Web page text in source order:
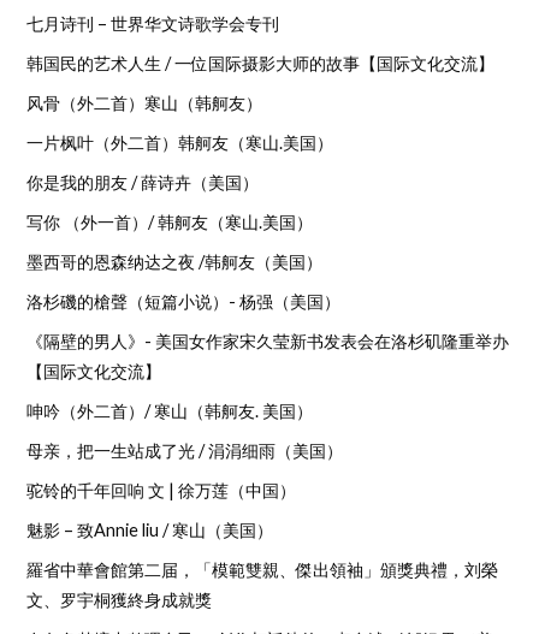
七月诗刊 – 世界华文诗歌学会专刊
韩国民的艺术人生 / 一位国际摄影大师的故事【国际文化交流】
风骨（外二首）寒山（韩舸友）
一片枫叶（外二首）韩舸友（寒山.美国）
你是我的朋友 / 薛诗卉（美国）
写你 （外一首）/ 韩舸友（寒山.美国）
墨西哥的恩森纳达之夜 /韩舸友（美国）
洛杉磯的槍聲（短篇小说）- 杨强（美国）
《隔壁的男人》- 美国女作家宋久莹新书发表会在洛杉矶隆重举办
【国际文化交流】
呻吟（外二首）/ 寒山（韩舸友. 美国）
母亲，把一生站成了光 / 涓涓细雨（美国）
驼铃的千年回响 文 | 徐万莲（中国）
魅影 – 致Annie liu / 寒山（美国）
羅省中華會館第二届，「模範雙親、傑出領袖」頒獎典禮，刘榮
文、罗宇桐獲終身成就獎